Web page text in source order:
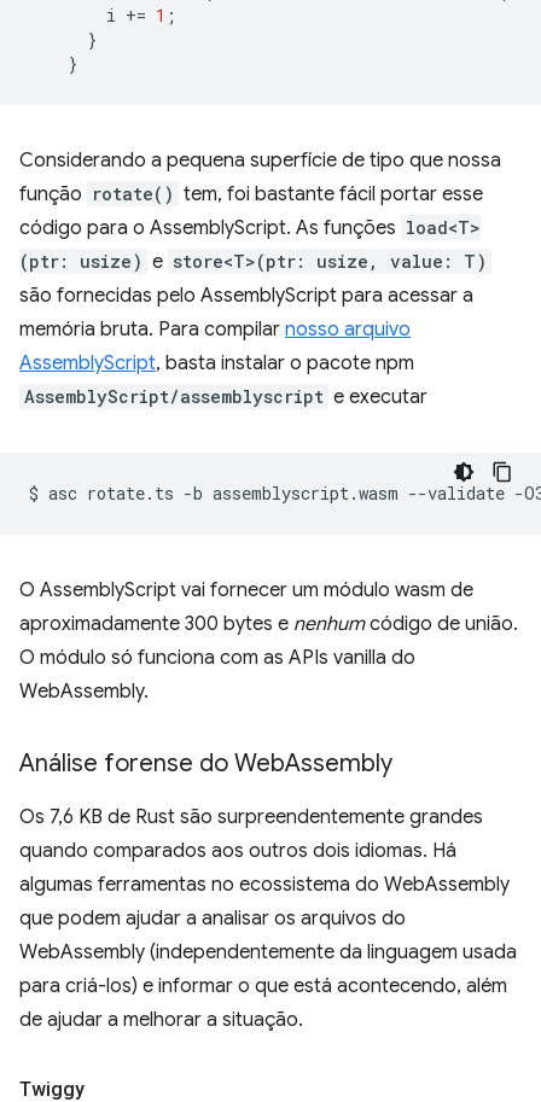
i += 1 ;
}
}
Considerando a pequena superfície de tipo que nossa
função rotate() tem, foi bastante fácil portar esse
código para o AssemblyScript. As funções load<T>
(ptr: usize) e store<T>(ptr: usize, value: T)
são fornecidas pelo AssemblyScript para acessar a
memória bruta. Para compilar nosso arquivo
AssemblyScript, basta instalar o pacote npm
AssemblyScript/assemblyscript e executar
$ asc rotate.ts -b assemblyscript.wasm --validate
O AssemblyScript vai fornecer um módulo wasm de
aproximadamente 300 bytes e nenhumcódigo de união.
O módulo só funciona com as APIs vanilla do
WebAssembly.
Análise forense do WebAssembly
Os 7,6 KB de Rust são surpreendentemente grandes
quando comparados aos outros dois idiomas. Há
algumas ferramentas no ecossistema do WebAssembly
que podem ajudar a analisar os arquivos do
WebAssembly (independentemente da linguagem usada
para criá-los) e informar o que está acontecendo, além
de ajudar a melhorar a situação.
Twiggy